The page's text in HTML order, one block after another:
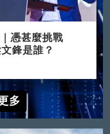
憑甚麼挑戰
鋒是誰？
多